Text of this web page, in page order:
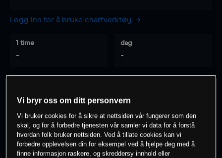
Logg inn for å bruke chartverktøy
1 time
-
dag
-
- -
0% av kunder erpå dette instrumentet
Vi bryr oss om ditt personvern
Vi bruker cookies for å sikre at nettsiden vår fungerer som den
skal, og for å forbedre tjenesten vår samler vi data for å forstå
hvordan folk bruker nettsiden. Ved å tillate cookies kan vi
forbedre opplevelsen din for eksempel ved å hjelpe deg med å
finne informasjon raskere, og skreddersy innhold eller